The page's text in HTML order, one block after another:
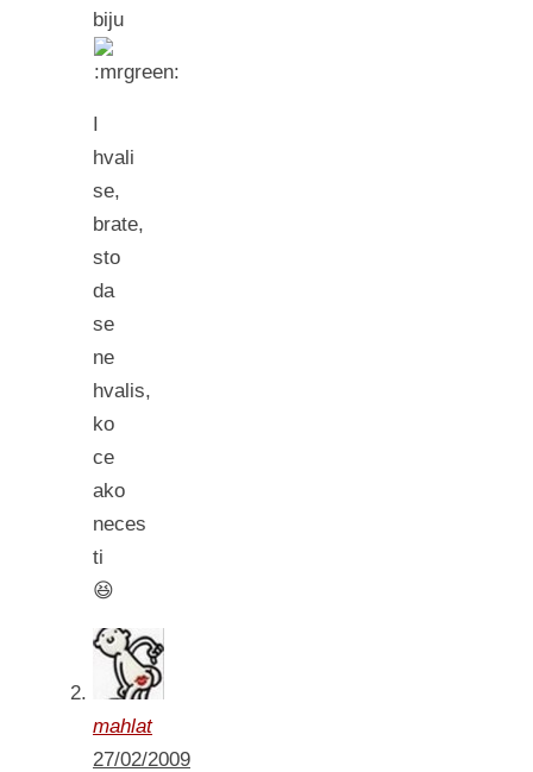
biju
I
hvali
se,
brate,
sto
da
se
ne
hvalis,
ko
ce
ako
neces
ti
😆
mahlat
27/02/2009